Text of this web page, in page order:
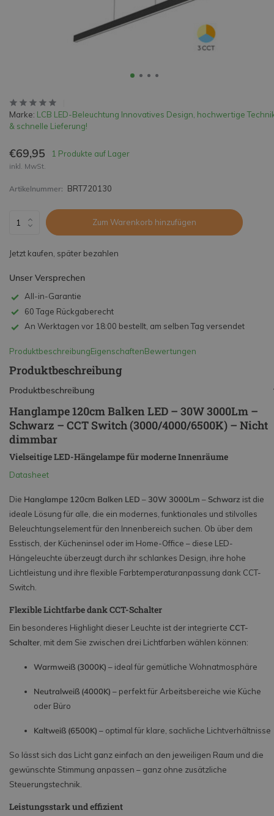
Marke: LCB LED-Beleuchtung Innovatives Design, hochwertige
& schnelle Lieferung!
€69,95 1 Produkte auf Lager
inkl. MwSt.
Artikelnummer: BRT720130
Zum Warenkorb hinzufügen
Jetzt kaufen, später bezahlen
Unser Versprechen
All-in-Garantie
60 Tage Rückgaberecht
An Werktagen vor 18:00 bestellt, am selben Tag versendet
ProduktbeschreibungEigenschaftenBewertungen
Produktbeschreibung
Produktbeschreibung
Hanglampe 120cm Balken LED – 30W 3000Lm –
Schwarz – CCT Switch (3000/4000/6500K) – Nicht
dimmbar
Vielseitige LED-Hängelampe für moderne Innenräume
Datasheet
Die Hanglampe 120cm Balken LED – 30W 3000Lm – Schwarz ist die
ideale Lösung für alle, die ein modernes, funktionales und stilvolles
Beleuchtungselement für den Innenbereich suchen. Ob über dem
Esstisch, der Kücheninsel oder im Home-Office – diese LED-
Hängeleuchte überzeugt durch ihr schlankes Design, ihre hohe
Lichtleistung und ihre flexible Farbtemperaturanpassung dank CCT-
Switch.
Flexible Lichtfarbe dank CCT-Schalter
Ein besonderes Highlight dieser Leuchte ist der integrierte CCT-
Schalter, mit dem Sie zwischen drei Lichtfarben wählen können:
Warmweiß (3000K) – ideal für gemütliche Wohnatmosphäre
Neutralweiß (4000K) – perfekt für Arbeitsbereiche wie Küche
oder Büro
Kaltweiß (6500K) – optimal für klare, sachliche Lichtverhältnisse
So lässt sich das Licht ganz einfach an den jeweiligen Raum und die
gewünschte Stimmung anpassen – ganz ohne zusätzliche
Steuerungstechnik.
Leistungsstark und effizient